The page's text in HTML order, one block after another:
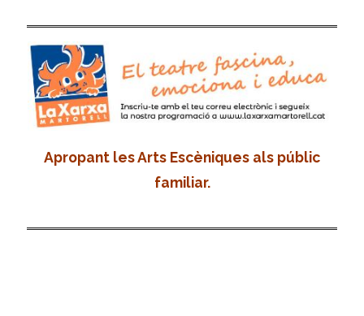
Apropant les Arts Escèniques als públic
familiar.